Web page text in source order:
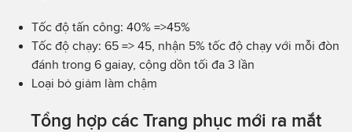
Tốc độ tấn công: 40% =>45%
Tốc độ chạy: 65 => 45, nhận 5% tốc độ chạy với mỗi đòn
đánh trong 6 gaiay, cộng dồn tối đa 3 lần
Loại bỏ giảm làm chậm
Tổng hợp các Trang phục mới ra mắt